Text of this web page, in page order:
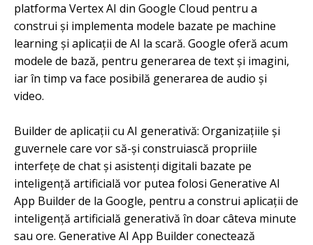
platforma Vertex AI din Google Cloud pentru a
construi și implementa modele bazate pe machine
learning și aplicații de AI la scară. Google oferă acum
modele de bază, pentru generarea de text și imagini,
iar în timp va face posibilă generarea de audio și
video.
Builder de aplicații cu AI generativă: Organizațiile și
guvernele care vor să-și construiască propriile
interfețe de chat și asistenți digitali bazate pe
inteligență artificială vor putea folosi Generative AI
App Builder de la Google, pentru a construi aplicații de
inteligență artificială generativă în doar câteva minute
sau ore. Generative AI App Builder conectează